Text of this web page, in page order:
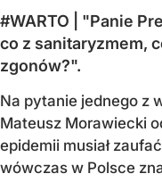
#WARTO | "Panie
co z sanitaryzmem,
zgonów?".
Na pytanie jednego z
Mateusz Morawiecki
epidemii musiał
wówczas w Polsce